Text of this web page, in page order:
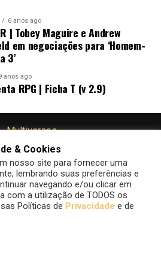
Kelvin
Natural da Lua & Mestre da Dobra
no calor de Fortaleza.
mais adequada, é melhor me
6 anos ago
| Tobey Maguire e Andrew
em negociações para ‘Homem-
3’
anos ago
RPG | Ficha T (v 2.9)
DE COOKIES POLÍTICA DE PRIVACIDADE
& Cookies
nosso site para fornecer uma
lembrando suas preferências e
navegando e/ou clicar em
com a utilização de TODOS os
Políticas de Privacidade e de